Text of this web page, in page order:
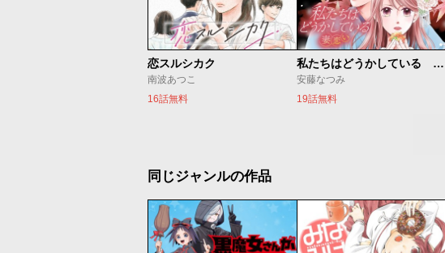
恋スルシカク
南波あつこ
16話無料
私たちはどうかしている 妻恋い
安藤なつみ
19話無料
同じジャンルの作品